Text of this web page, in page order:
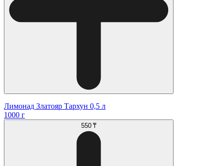
Лимонад Златояр Тархун 0,5 л
1000 г
550 ₸